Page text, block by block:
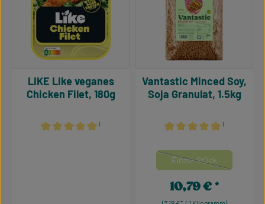
¹
LIKE Like veganes
Chicken Filet, 180g
¹
Vantastic Minced Soy,
Soja Granulat, 1.5kg
Mengeneinheiten auswählen
Einzel-Stück
(Diese Option ist
Regulärer Preis:
10,79 €